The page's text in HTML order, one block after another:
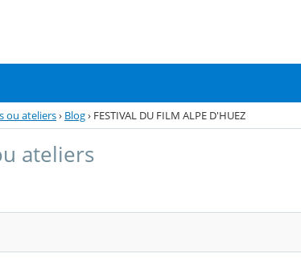
ou ateliers› Blog› FESTIVAL DU FILM ALPE D'HUEZ
ateliers